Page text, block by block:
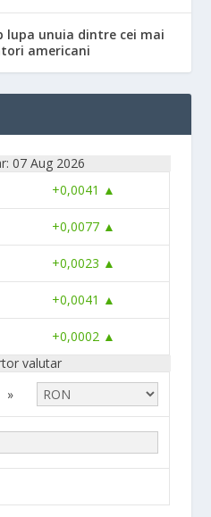
lupa unuia dintre cei mai
americani
07 Aug 2026
+0,0041 ▲
+0,0077 ▲
+0,0023 ▲
+0,0041 ▲
+0,0002 ▲
valutar
»